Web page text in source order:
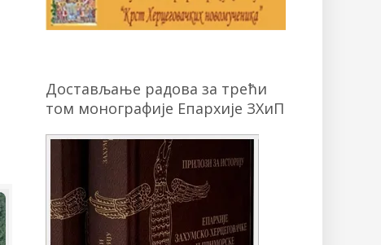
Достављање радова за трећи
том монографије Епархије ЗХиП